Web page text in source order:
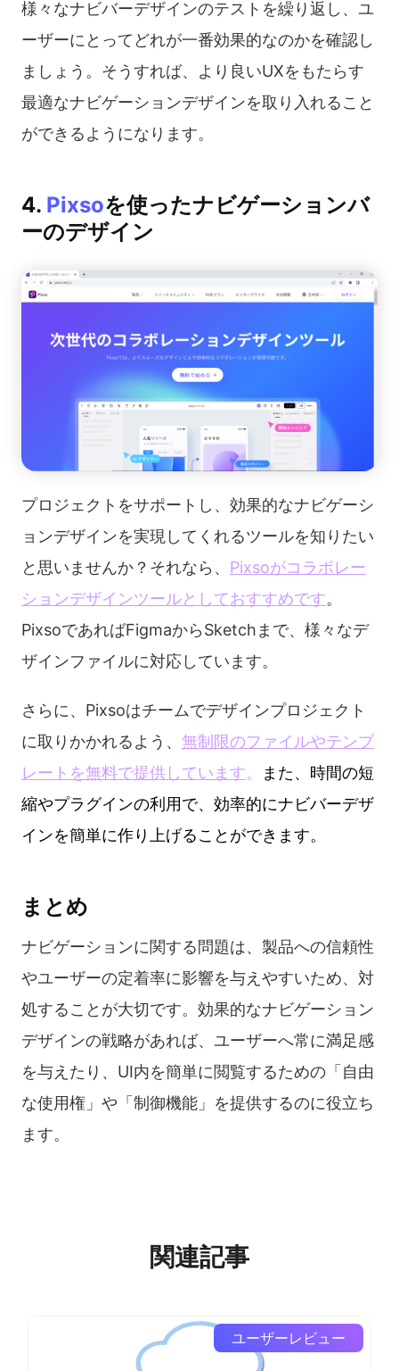
様々なナビバーデザインのテストを繰り返し、ユ
ーザーにとってどれが一番効果的なのかを確認し
ましょう。そうすれば、より良いUXをもたらす
最適なナビゲーションデザインを取り入れること
ができるようになります。
4. Pixsoを使ったナビゲーションバ
ーのデザイン
プロジェクトをサポートし、効果的なナビゲーシ
ョンデザインを実現してくれるツールを知りたい
と思いませんか？それなら、 Pixsoがコラボレー
ションデザインツールとしておすすめです。
PixsoであればFigmaからSketchまで、様々なデ
ザインファイルに対応しています。
さらに、Pixsoはチームでデザインプロジェクト
に取りかかれるよう、 無制限のファイルやテンプ
レートを無料で提供しています。
また、時間の短
縮やプラグインの利用で、効率的にナビバーデザ
インを簡単に作り上げることができます。
まとめ
ナビゲーションに関する問題は、製品への信頼性
やユーザーの定着率に影響を与えやすいため、対
処することが大切です。効果的なナビゲーション
デザインの戦略があれば、ユーザーへ常に満足感
を与えたり、UI内を簡単に閲覧するための「自由
な使用権」や「制御機能」を提供するのに役立ち
ます。
関連記事
ユーザーレビュー